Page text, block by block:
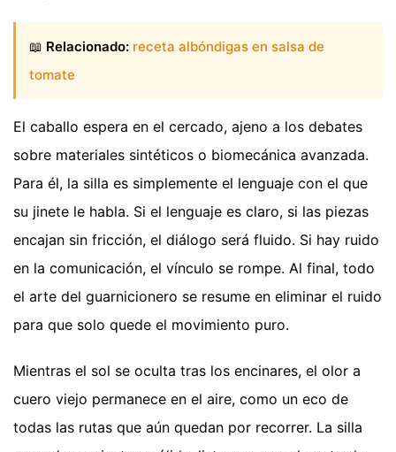
📖 Relacionado: receta albóndigas en salsa de
tomate
El caballo espera en el cercado, ajeno a los debates
sobre materiales sintéticos o biomecánica avanzada.
Para él, la silla es simplemente el lenguaje con el que
su jinete le habla. Si el lenguaje es claro, si las piezas
encajan sin fricción, el diálogo será fluido. Si hay ruido
en la comunicación, el vínculo se rompe. Al final, todo
el arte del guarnicionero se resume en eliminar el ruido
para que solo quede el movimiento puro.
Mientras el sol se oculta tras los encinares, el olor a
cuero viejo permanece en el aire, como un eco de
todas las rutas que aún quedan por recorrer. La silla